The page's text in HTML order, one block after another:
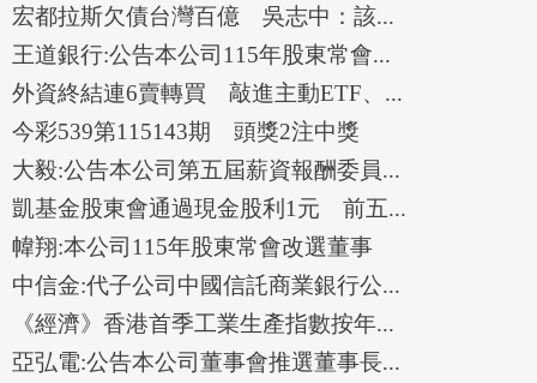
宏都拉斯欠債台灣百億 吳志中：該...
王道銀行:公告本公司115年股東常會...
外資終結連6賣轉買 敲進主動ETF、...
今彩539第115143期 頭獎2注中獎
大毅:公告本公司第五屆薪資報酬委員...
凱基金股東會通過現金股利1元 前五...
幃翔:本公司115年股東常會改選董事
中信金:代子公司中國信託商業銀行公...
《經濟》香港首季工業生產指數按年...
亞弘電:公告本公司董事會推選董事長...